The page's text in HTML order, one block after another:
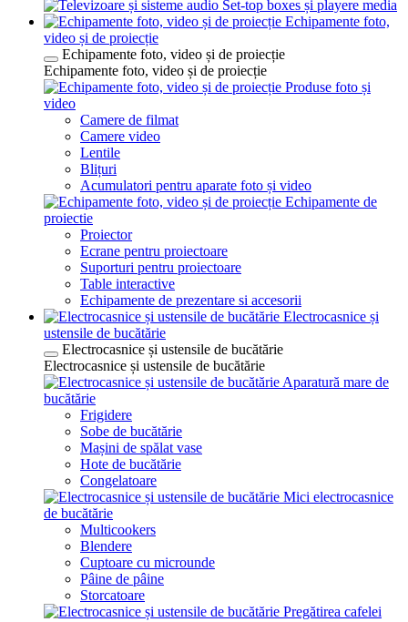
Set-top boxes și playere media
Echipamente foto,
video și de proiecție
Echipamente foto, video și de proiecție
Echipamente foto, video și de proiecție
Produse foto și
video
Camere de filmat
Camere video
Lentile
Blițuri
Acumulatori pentru aparate foto și video
Echipamente de
proiectie
Proiector
Ecrane pentru proiectoare
Suporturi pentru proiectoare
Table interactive
Echipamente de prezentare si accesorii
Electrocasnice și
ustensile de bucătărie
Electrocasnice și ustensile de bucătărie
Electrocasnice și ustensile de bucătărie
Aparatură mare de
bucătărie
Frigidere
Sobe de bucătărie
Mașini de spălat vase
Hote de bucătărie
Congelatoare
Mici electrocasnice
de bucătărie
Multicookers
Blendere
Cuptoare cu microunde
Pâine de pâine
Storcatoare
Pregătirea cafelei